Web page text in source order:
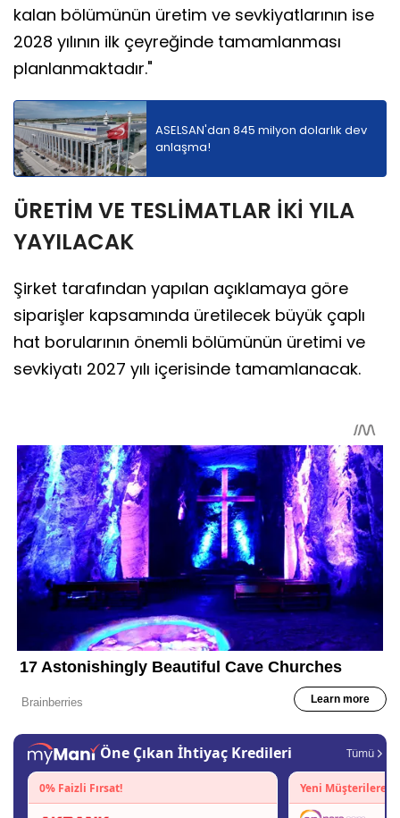
kalan bölümünün üretim ve sevkiyatlarının ise
2028 yılının ilk çeyreğinde tamamlanması
planlanmaktadır."
ASELSAN'dan 845 milyon dolarlık dev
anlaşma!
ÜRETİM VE TESLİMATLAR İKİ YILA
YAYILACAK
Şirket tarafından yapılan açıklamaya göre
siparişler kapsamında üretilecek büyük çaplı
hat borularının önemli bölümünün üretimi ve
sevkiyatı 2027 yılı içerisinde tamamlanacak.